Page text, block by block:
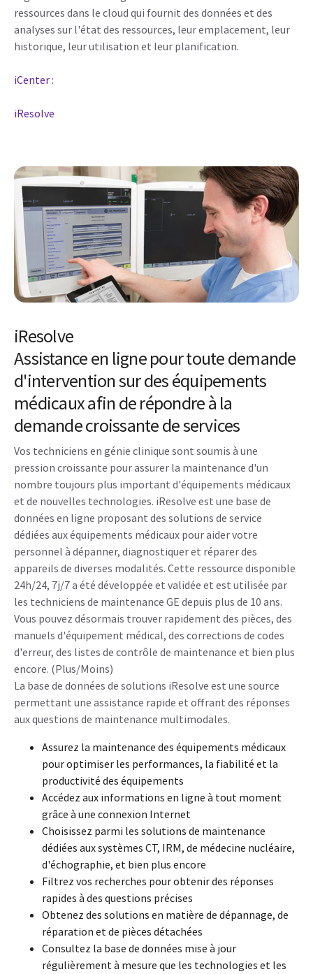
ressources dans le cloud qui fournit des données et des
analyses sur l'état des ressources, leur emplacement, leur
historique, leur utilisation et leur planification.
iCenter :
iResolve
iResolve
Assistance en ligne pour toute demande
d'intervention sur des équipements
médicaux afin de répondre à la
demande croissante de services
Vos techniciens en génie clinique sont soumis à une
pression croissante pour assurer la maintenance d'un
nombre toujours plus important d'équipements médicaux
et de nouvelles technologies. iResolve est une base de
données en ligne proposant des solutions de service
dédiées aux équipements médicaux pour aider votre
personnel à dépanner, diagnostiquer et réparer des
appareils de diverses modalités. Cette ressource disponible
24h/24, 7j/7 a été développée et validée et est utilisée par
les techniciens de maintenance GE depuis plus de 10 ans.
Vous pouvez désormais trouver rapidement des pièces, des
manuels d'équipement médical, des corrections de codes
d'erreur, des listes de contrôle de maintenance et bien plus
encore. (Plus/Moins)
La base de données de solutions iResolve est une source
permettant une assistance rapide et offrant des réponses
aux questions de maintenance multimodales.
Assurez la maintenance des équipements médicaux
pour optimiser les performances, la fiabilité et la
productivité des équipements
Accédez aux informations en ligne à tout moment
grâce à une connexion Internet
Choisissez parmi les solutions de maintenance
dédiées aux systèmes CT, IRM, de médecine nucléaire,
d'échographie, et bien plus encore
Filtrez vos recherches pour obtenir des réponses
rapides à des questions précises
Obtenez des solutions en matière de dépannage, de
réparation et de pièces détachées
Consultez la base de données mise à jour
régulièrement à mesure que les technologies et les